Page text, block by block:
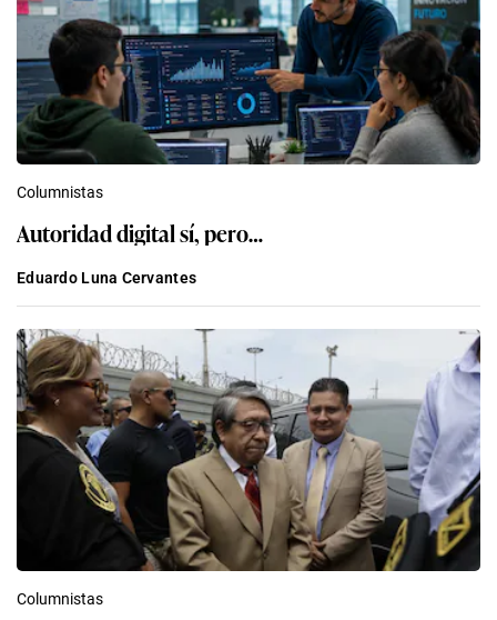
Columnistas
Autoridad digital sí, pero…
Eduardo Luna Cervantes
Columnistas